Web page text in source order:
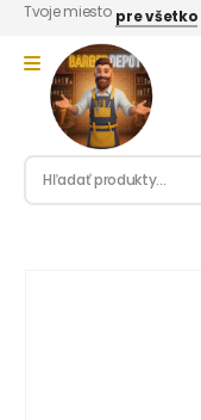
Tvoje miesto pre všetko